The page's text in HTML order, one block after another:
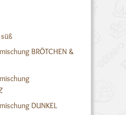
BRÖTCHEN &
DUNKEL